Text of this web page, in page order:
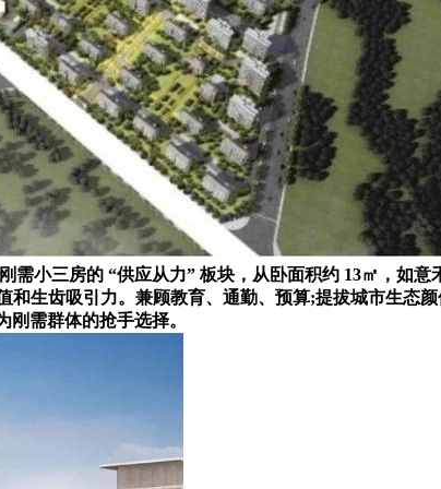
小三房的 “供应从力” 板块，从卧面积约 13㎡，如
和生齿吸引力。兼顾教育、通勤、预算;提拔城市生态
需群体的抢手选择。